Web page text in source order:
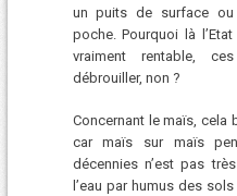
un puits de surface
poche. Pourquoi là
vraiment rentable,
débrouiller, non ?
Concernant le maïs, cela
car maïs sur maïs
décennies n’est pas
l’eau par humus des